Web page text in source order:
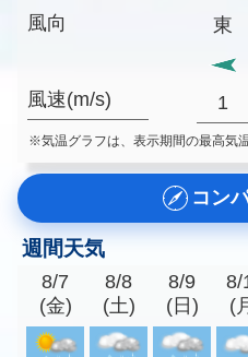
風向
風速(m/s)
東
1
※気温グラフは、表示期間の最高気
コン
週間天気
8/7
(金)
8/8
(土)
8/9
(日)
8/
(